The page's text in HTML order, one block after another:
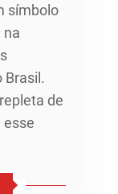
símbolo
na
Brasil.
de
esse